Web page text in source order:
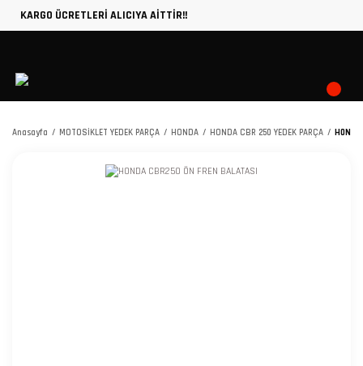
KARGO ÜCRETLERİ ALICIYA AİTTİR!!
Anasayfa MOTOSİKLET YEDEK PARÇA HONDA HONDA CBR 250 YEDEK PARÇA HONDA